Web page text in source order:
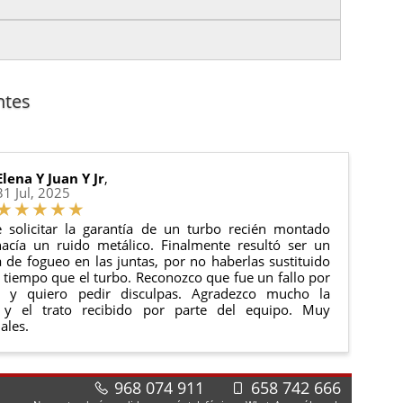
generales
del pedido para que puedas localizar tu paquete
de tu pedido.
Y Juan Y Jr,
Jul, 2025
solicitar la garantía de un turbo recién montado
un ruido metálico. Finalmente resultó ser un
de fogueo en las juntas, por no haberlas sustituido
que el turbo. Reconozco que fue un fallo por
y quiero pedir disculpas. Agradezco mucho la
y el trato recibido por parte del equipo. Muy
968 074 911 658 742 666